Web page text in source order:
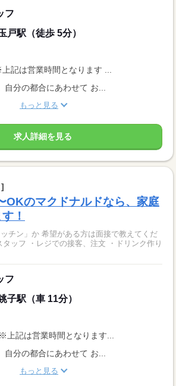
フ
戸駅（徒歩 5分）
記は営業時間となります ...
自分の都合にあわせて お...
もっと見る
求人詳細を見る
OKのマクドナルドなら、家庭
！
ッチン」か 希望がある方は面接で教えてくだ
フ
子駅（車 11分）
記は営業時間となります...
自分の都合にあわせて お...
もっと見る